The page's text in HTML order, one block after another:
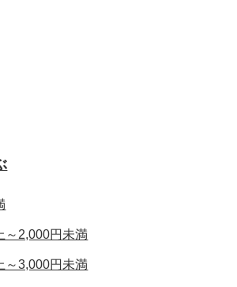
～2,000円未満
～3,000円未満